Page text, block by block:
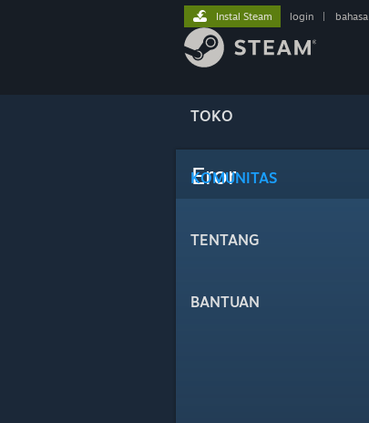
TOKO
KOMUNITAS
TENTANG
BANTUAN
Instal Steam login bahasa
Eror